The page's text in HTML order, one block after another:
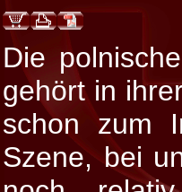
Die
gehört in
schon zum
Szene, bei